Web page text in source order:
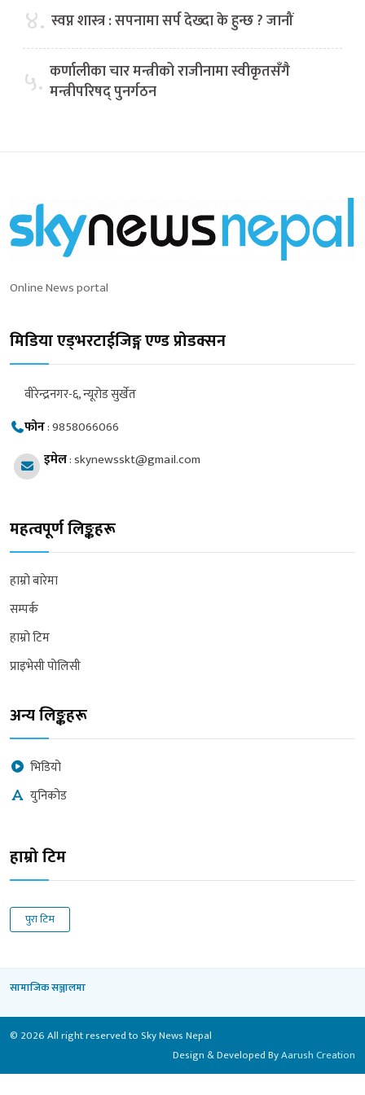
४. स्वप्न शास्त्र : सपनामा सर्प देख्दा के हुन्छ ? जानौं
५. कर्णालीका चार मन्त्रीको राजीनामा स्वीकृतसँगै
मन्त्रीपरिषद् पुनर्गठन
Online News portal
मिडिया एड्भरटाईजिङ्ग एण्ड प्रोडक्सन
वीरेन्द्रनगर-६, न्यूरोड सुर्खेत
फोन:9858066066
इमेल:skynewsskt@gmail.com
महत्वपूर्ण लिङ्कहरू
हाम्रो बारेमा
सम्पर्क
हाम्रो टिम
प्राइभेसी पोलिसी
अन्य लिङ्कहरू
भिडियो
युनिकोड
हाम्रो टिम
पुरा टिम
सामाजिक सञ्जालमा
© 2026 All right reserved to Sky News Nepal
Design & Developed ByAarush Creation